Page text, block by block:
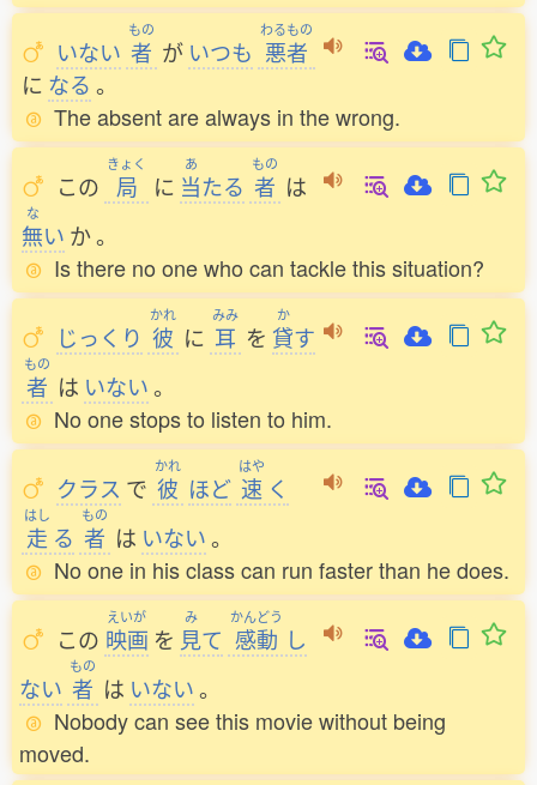
いない
もの
者 が いつも
わるもの
悪者
に なる 。
The absent are always in the wrong.
この
きょく
局 に
あ
当たる
もの
者 は
な
無い か。
Is there no one who can tackle this situation?
じっくり
かれ
彼 に
みみ
耳 を
か
貸す
もの
者 は いない。
No one stops to listen to him.
クラス で
かれ
彼 ほど
はや
速 く
はし
走 る
もの
者 は いない。
No one in his class can run faster than he does.
この
えいが
映画 を
み
見て
かんどう
感動 し
ない
もの
者 は いない。
Nobody can see this movie without being
moved.